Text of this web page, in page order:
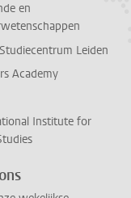
en
Leiden
Academy
Institute for